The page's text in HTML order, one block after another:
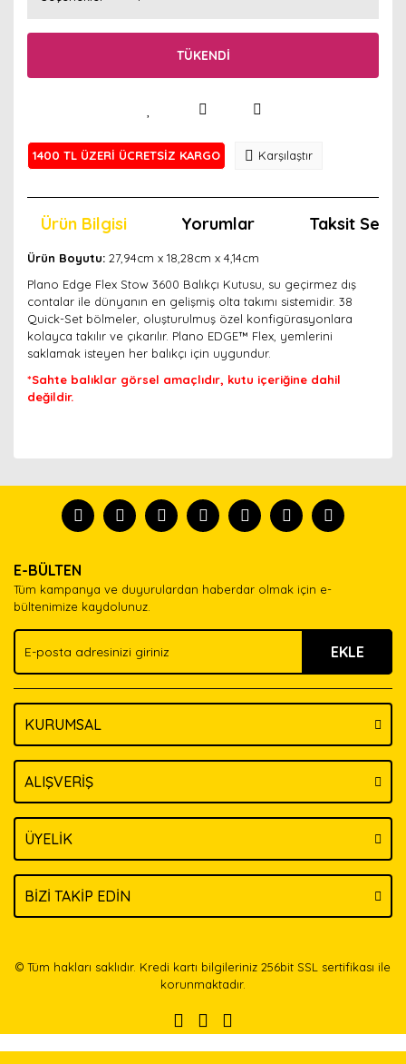
TÜKENDİ
1400 TL ÜZERİ ÜCRETSİZ KARGO Karşılaştır
Ürün Bilgisi Yorumlar Taksit
Ürün Boyutu: 27,94cm x 18,28cm x 4,14cm
Plano Edge Flex Stow 3600 Balıkçı Kutusu, su geçirmez dış
contalar ile dünyanın en gelişmiş olta takımı sistemidir. 38
Quick-Set bölmeler, oluşturulmuş özel konfigürasyonlara
kolayca takılır ve çıkarılır. Plano EDGE™ Flex, yemlerini
saklamak isteyen her balıkçı için uygundur.
*Sahte balıklar görsel amaçlıdır, kutu içeriğine dahil
değildir.
tanısın.
formunu kullanarak tarafımıza iletebilirsiniz.
Görüş ve önerileriniz için teşekkür ederiz.
Ürün açıklamasında eksik bilgiler bulunuyor.
Ürün bilgilerinde hatalar bulunuyor.
Ürün fiyatı diğer sitelerden daha pahalı.
Bu ürüne benzer farklı alternatifler olmalı.
E-BÜLTEN
Tüm kampanya ve duyurulardan haberdar olmak için e-
bültenimize kaydolunuz.
EKLE
KURUMSAL
ALIŞVERİŞ
ÜYELİK
BİZİ TAKİP EDİN
© Tüm hakları saklıdır. Kredi kartı bilgileriniz 256bit SSL sertifikası ile
korunmaktadır.